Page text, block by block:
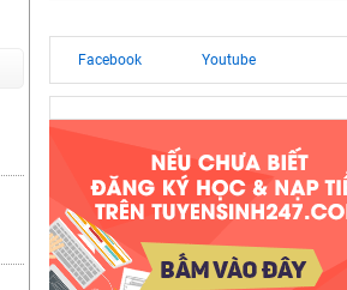
Facebook Youtube